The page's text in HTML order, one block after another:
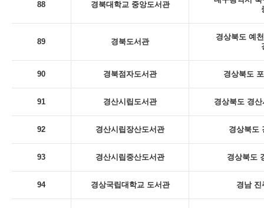
88 경북대학교 중앙도서관
89 경북도서관
경상북도 예
90 경북점자도서관 경상북도
91 경산시립도서관 경상북도 경
92 경산시립장산도서관 경상북도
93 경산시립중산도서관 경상북도
94 경상국립대학교 도서관 경남 진